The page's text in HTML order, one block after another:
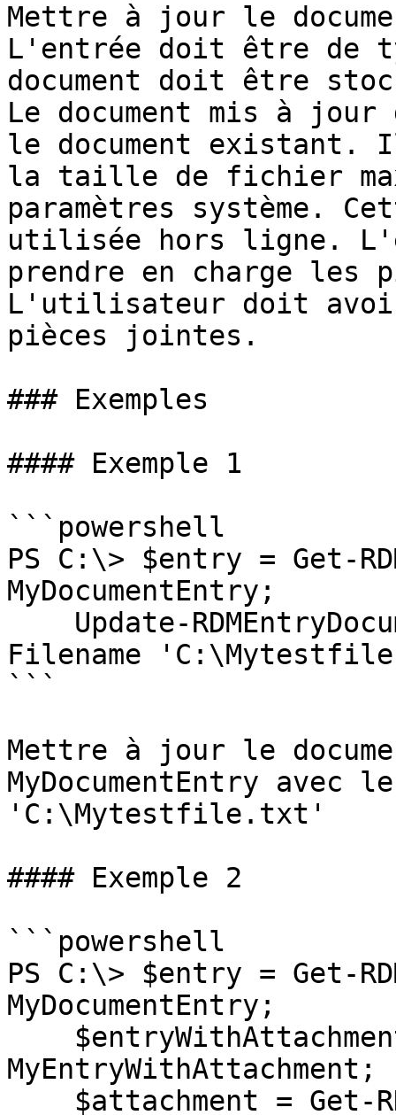
Mettre à jour le
L'entrée doit être de
document doit être
Le document mis à
le document existant.
la taille de fichier
paramètres système.
utilisée hors ligne.
prendre en charge les
L'utilisateur doit
pièces jointes.
### Exemples
#### Exemple 1
```powershell
PS C:\> $entry = Get-
MyDocumentEntry;
Filename
```
Mettre à jour le
MyDocumentEntry avec
'C:\Mytestfile.txt'
#### Exemple 2
```powershell
PS C:\> $entry = Get-
MyDocumentEntry;
MyEntryWithAttachment;